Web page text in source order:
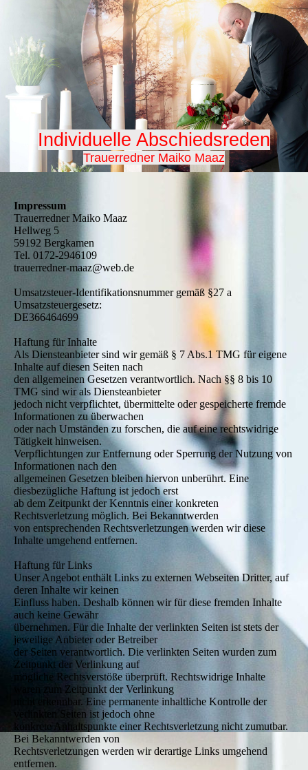
Individuelle Abschiedsreden
Trauerredner Maiko Maaz
Impressum
Trauerredner Maiko Maaz
Hellweg 5
59192 Bergkamen
Tel. 0172-2946109
trauerredner-maaz@web.de
Umsatzsteuer-Identifikationsnummer gemäß §27 a
Umsatzsteuergesetz:
DE366464699
Haftung für Inhalte
Als Diensteanbieter sind wir gemäß § 7 Abs.1 TMG für eigene
Inhalte auf diesen Seiten nach
den allgemeinen Gesetzen verantwortlich. Nach §§ 8 bis 10
TMG sind wir als Diensteanbieter
jedoch nicht verpflichtet, übermittelte oder gespeicherte fremde
Informationen zu überwachen
oder nach Umständen zu forschen, die auf eine rechtswidrige
Tätigkeit hinweisen.
Verpflichtungen zur Entfernung oder Sperrung der Nutzung von
Informationen nach den
allgemeinen Gesetzen bleiben hiervon unberührt. Eine
diesbezügliche Haftung ist jedoch erst
ab dem Zeitpunkt der Kenntnis einer konkreten
Rechtsverletzung möglich. Bei Bekanntwerden
von entsprechenden Rechtsverletzungen werden wir diese
Inhalte umgehend entfernen.
Haftung für Links
Unser Angebot enthält Links zu externen Webseiten Dritter, auf
deren Inhalte wir keinen
Einfluss haben. Deshalb können wir für diese fremden Inhalte
auch keine Gewähr
übernehmen. Für die Inhalte der verlinkten Seiten ist stets der
jeweilige Anbieter oder Betreiber
der Seiten verantwortlich. Die verlinkten Seiten wurden zum
Zeitpunkt der Verlinkung auf
mögliche Rechtsverstöße überprüft. Rechtswidrige Inhalte
waren zum Zeitpunkt der Verlinkung
nicht erkennbar. Eine permanente inhaltliche Kontrolle der
verlinkten Seiten ist jedoch ohne
konkrete Anhaltspunkte einer Rechtsverletzung nicht zumutbar.
Bei Bekanntwerden von
Rechtsverletzungen werden wir derartige Links umgehend
entfernen.